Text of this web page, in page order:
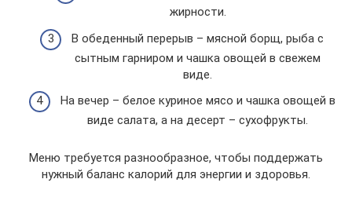
жирности.
В обеденный перерыв – мясной борщ, рыба с
сытным гарниром и чашка овощей в свежем
виде.
На вечер – белое куриное мясо и чашка овощей в
виде салата, а на десерт – сухофрукты.
Меню требуется разнообразное, чтобы поддержать
нужный баланс калорий для энергии и здоровья.